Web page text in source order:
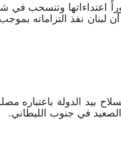
اعتداءاتها وتنسحب
لبنان نفذ التزاماته
بيد الدولة باعتباره
الصعيد في جنوب الليطاني.